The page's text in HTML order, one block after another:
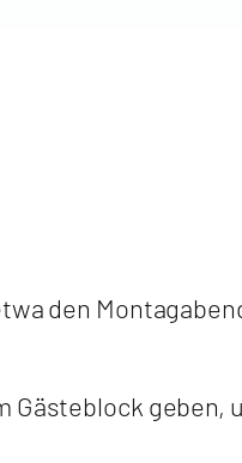
den
Gästeblock geben,